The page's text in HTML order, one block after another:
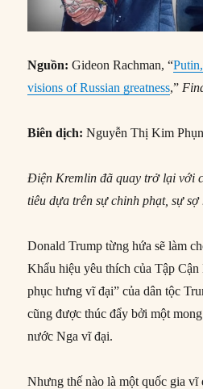
Nguồn: Gideon Rachman, “
visions of Russian greatness,”
Biên dịch: Nguyễn Thị Kim
Điện Kremlin đã quay trở lại với
tiêu dựa trên sự chinh phạt, sự sợ
Donald Trump từng hứa sẽ làm
Khẩu hiệu yêu thích của Tập
phục hưng vĩ đại” của dân tộc
cũng được thúc đẩy bởi một
nước Nga vĩ đại.
Nhưng thế nào là một quốc gia